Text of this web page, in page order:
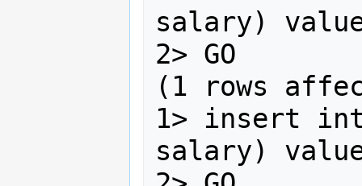
salary)
2> GO
(1 rows
1> insert
salary)